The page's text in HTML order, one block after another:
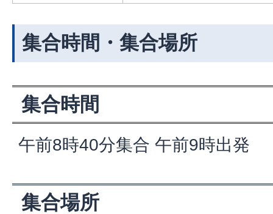
集合時間・集合場所
集合時間
午前8時40分集合 午前9時出発
集合場所